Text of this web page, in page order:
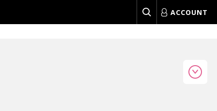
ACCOUNT